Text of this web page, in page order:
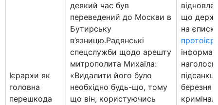
Ієрархи як
головна
перешкода
деякий час був
переведений до Москви в
Бутирську
в’язницю.Радянські
спецслужби щодо арешту
митрополита Михаїла:
«Видалити його було
необхідно будь-що, тому
що він, користуючись
що
на
березня